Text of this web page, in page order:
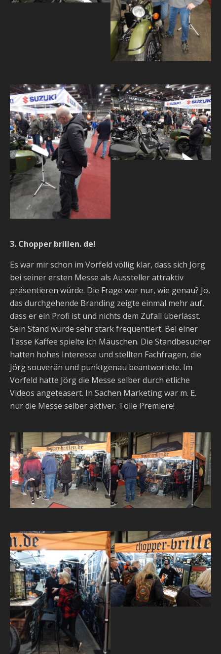
3. Chopper brillen. de!
Es war mir schon im Vorfeld völlig klar, dass sich Jörg
bei seiner ersten Messe als Aussteller attraktiv
präsentieren würde. Die Frage war nur, wie genau? Jo,
das durchgehende Branding zeigte einmal mehr auf,
dass er ein Profi ist und nichts dem Zufall überlässt.
Sein Stand wurde sehr stark frequentiert. Bei einer
Tasse Kaffee spielte ich Mäuschen. Die Standbesucher
hatten hohes Interesse und stellten Fachfragen, die
Jörg souverän und punktgenau beantwortete. Im
Vorfeld hatte Jörg die Messe selber durch etliche
Videos angeteasert. In Sachen Marketing war m. E.
nur die Messe selber aktiver. Tolle Premiere!